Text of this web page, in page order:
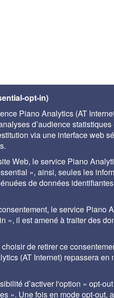
opt-in)
Piano Analytics (AT
d’audience statistiques
via une interface web
Web, le service Piano
», ainsi, seules les
de données
le service Piano
», il est amené à traiter des
de retirer ce
(AT Internet) repassera en
d’activer l'option « opt-
». Une fois en mode opt-out,